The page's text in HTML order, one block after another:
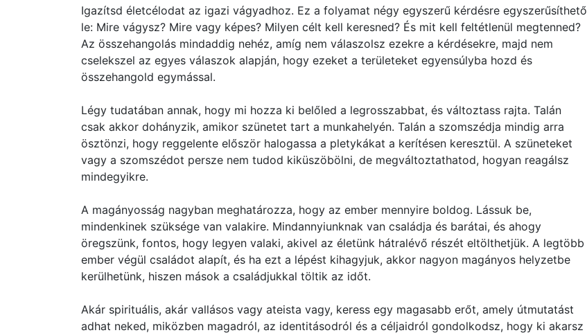
Igazítsd életcélodat az igazi vágyadhoz. Ez a folyamat négy egyszerű kérdésre egyszerűsíthető
le: Mire vágysz? Mire vagy képes? Milyen célt kell keresned? És mit kell feltétlenül megtenned?
Az összehangolás mindaddig nehéz, amíg nem válaszolsz ezekre a kérdésekre, majd nem
cselekszel az egyes válaszok alapján, hogy ezeket a területeket egyensúlyba hozd és
összehangold egymással.
Légy tudatában annak, hogy mi hozza ki belőled a legrosszabbat, és változtass rajta. Talán
csak akkor dohányzik, amikor szünetet tart a munkahelyén. Talán a szomszédja mindig arra
ösztönzi, hogy reggelente először halogassa a pletykákat a kerítésen keresztül. A szüneteket
vagy a szomszédot persze nem tudod kiküszöbölni, de megváltoztathatod, hogyan reagálsz
mindegyikre.
A magányosság nagyban meghatározza, hogy az ember mennyire boldog. Lássuk be,
mindenkinek szüksége van valakire. Mindannyiunknak van családja és barátai, és ahogy
öregszünk, fontos, hogy legyen valaki, akivel az életünk hátralévő részét eltölthetjük. A legtöbb
ember végül családot alapít, és ha ezt a lépést kihagyjuk, akkor nagyon magányos helyzetbe
kerülhetünk, hiszen mások a családjukkal töltik az időt.
Akár spirituális, akár vallásos vagy ateista vagy, keress egy magasabb erőt, amely útmutatást
adhat neked, miközben magadról, az identitásodról és a céljaidról gondolkodsz, hogy ki akarsz